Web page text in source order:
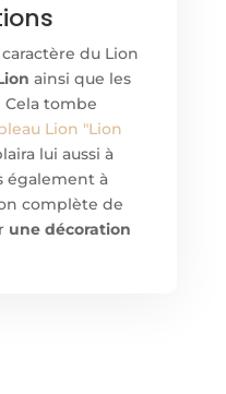
du Lion
ainsi que les
tombe
Lion "Lion
lui aussi à
également à
complète de
une décoration